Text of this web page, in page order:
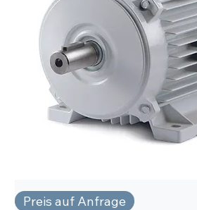
Preis auf Anfrage